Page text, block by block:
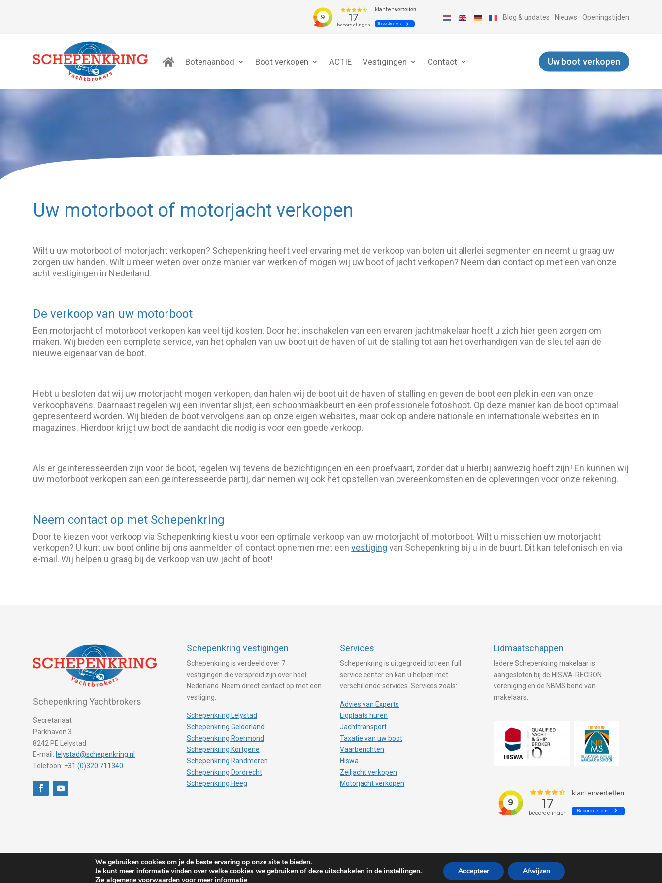
Blog & updates Nieuws Openingstijden
Botenaanbod Boot verkopen ACTIE Vestigingen Contact Uw boot verkopen
Uw motorboot of motorjacht verkopen
Wilt u uw motorboot of motorjacht verkopen? Schepenkring heeft veel ervaring met de verkoop van boten uit allerlei segmenten en neemt u graag uw
zorgen uw handen. Wilt u meer weten over onze manier van werken of mogen wij uw boot of jacht verkopen? Neem dan contact op met een van onze
acht vestigingen in Nederland.
De verkoop van uw motorboot
Een motorjacht of motorboot verkopen kan veel tijd kosten. Door het inschakelen van een ervaren jachtmakelaar hoeft u zich hier geen zorgen om
maken. Wij bieden een complete service, van het ophalen van uw boot uit de haven of uit de stalling tot aan het overhandigen van de sleutel aan de
nieuwe eigenaar van de boot.
Hebt u besloten dat wij uw motorjacht mogen verkopen, dan halen wij de boot uit de haven of stalling en geven de boot een plek in een van onze
verkoophavens. Daarnaast regelen wij een inventarislijst, een schoonmaakbeurt en een professionele fotoshoot. Op deze manier kan de boot optimaal
gepresenteerd worden. Wij bieden de boot vervolgens aan op onze eigen websites, maar ook op andere nationale en internationale websites en in
magazines. Hierdoor krijgt uw boot de aandacht die nodig is voor een goede verkoop.
Als er geïnteresseerden zijn voor de boot, regelen wij tevens de bezichtigingen en een proefvaart, zonder dat u hierbij aanwezig hoeft zijn! En kunnen wij
uw motorboot verkopen aan een geïnteresseerde partij, dan nemen wij ook het opstellen van overeenkomsten en de opleveringen voor onze rekening.
Neem contact op met Schepenkring
Door te kiezen voor verkoop via Schepenkring kiest u voor een optimale verkoop van uw motorjacht of motorboot. Wilt u misschien uw motorjacht
verkopen? U kunt uw boot online bij ons aanmelden of contact opnemen met eenvestiging van Schepenkring bij u in de buurt. Dit kan telefonisch en via
e-mail. Wij helpen u graag bij de verkoop van uw jacht of boot!
Schepenkring Yachtbrokers
Secretariaat
Parkhaven 3
8242 PE Lelystad
E-mail: lelystad@schepenkring.nl
Telefoon: +31 (0)320 711340
Schepenkring vestigingen
Schepenkring is verdeeld over 7
vestigingen die verspreid zijn over heel
Nederland. Neem direct contact op met een
vestiging.
Schepenkring Lelystad
Schepenkring Gelderland
Schepenkring Roermond
Schepenkring Kortgene
Schepenkring Randmeren
Schepenkring Dordrecht
Schepenkring Heeg
Services
Schepenkring is uitgegroeid tot een full
service center en kan u helpen met
verschillende services. Services zoals:
Advies van Experts
Ligplaats huren
Jachttransport
Taxatie van uw boot
Vaarberichten
Hiswa
Zeiljacht verkopen
Motorjacht verkopen
Lidmaatschappen
Iedere Schepenkring makelaar is
aangesloten bij de HISWA-RECRON
vereniging en de NBMS bond van
makelaars.
We gebruiken cookies om je de beste ervaring op onze site te bieden.
Je kunt meer informatie vinden over welke cookies we gebruiken of deze uitschakelen in de instellingen.
Zie algemene voorwaarden voor meer informatie
Accepteer Afwijzen